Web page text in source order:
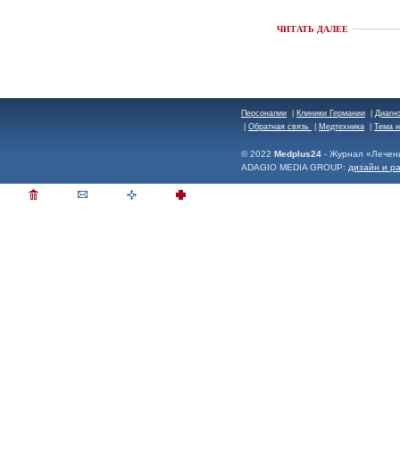
ЧИТАТЬ ДАЛЕЕ
Персоналии Клиники Германии
Обратная связь Медтехника Тема
© 2022 Medplus24 - Журнал
ADAGIO MEDIA GROUP: дизайн и